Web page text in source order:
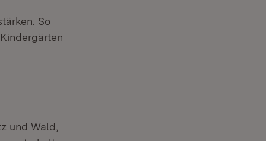
So
und Wald,